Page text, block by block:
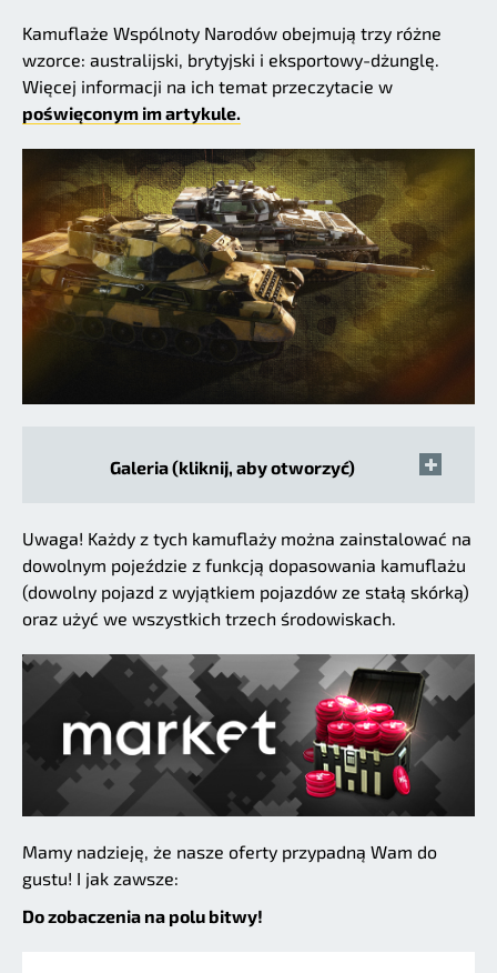
Kamuflaże Wspólnoty Narodów obejmują trzy różne
wzorce: australijski, brytyjski i eksportowy-dżunglę.
Więcej informacji na ich temat przeczytacie w
poświęconym im artykule.
Galeria (kliknij, aby otworzyć)
Uwaga! Każdy z tych kamuflaży można zainstalować na
dowolnym pojeździe z funkcją dopasowania kamuflażu
(dowolny pojazd z wyjątkiem pojazdów ze stałą skórką)
oraz użyć we wszystkich trzech środowiskach.
Mamy nadzieję, że nasze oferty przypadną Wam do
gustu! I jak zawsze:
Do zobaczenia na polu bitwy!